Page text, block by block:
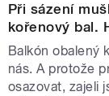
Při sázení
kořenový bal.
Balkón obalený
nás. A protože
osazovat, zajeli